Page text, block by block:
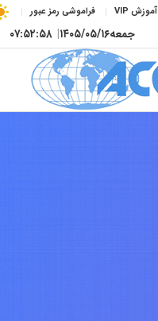
آموزش VIP فراموشی رمز عبور
جمعه۱۴۰۵/۰۵/۱۶| ۰۷:۵۲:۵۹